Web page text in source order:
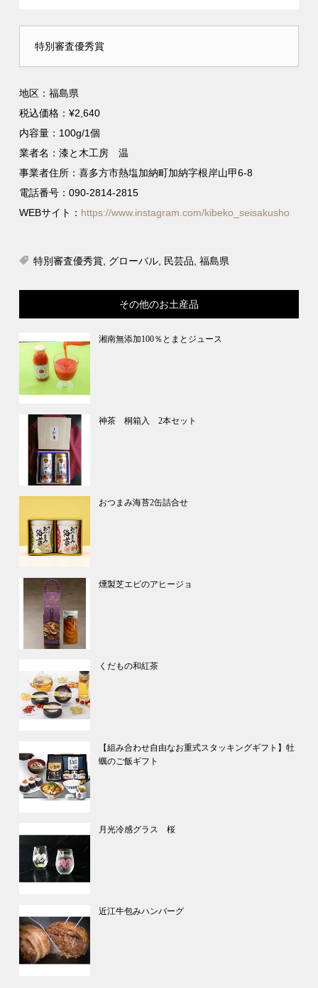
特別審査優秀賞
地区：福島県
税込価格：¥2,640
内容量：100g/1個
業者名：漆と木工房 温
事業者住所：喜多方市熱塩加納町加納字根岸山甲6-8
電話番号：090-2814-2815
WEBサイト： https://www.instagram.com/kibeko_seisakusho
特別審査優秀賞, グローバル, 民芸品,福島県
その他のお土産品
湘南無添加100％とまとジュース
神茶 桐箱入 2本セット
おつまみ海苔2缶詰合せ
燻製芝エビのアヒージョ
くだもの和紅茶
【組み合わせ自由なお重式スタッキングギフト】牡
蠣のご飯ギフト
月光冷感グラス 桜
近江牛包みハンバーグ